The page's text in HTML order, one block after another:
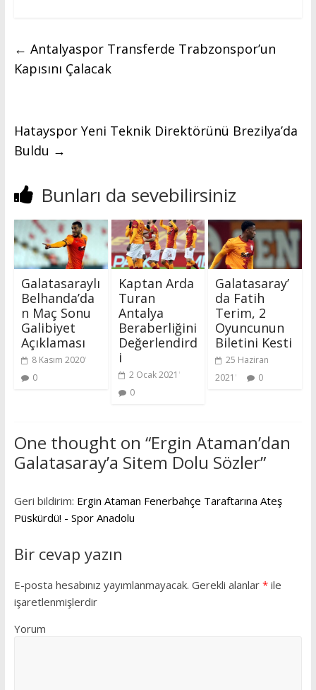
← Antalyaspor Transferde Trabzonspor’un
Kapısını Çalacak
Hatayspor Yeni Teknik Direktörünü Brezilya’da
Buldu →
Bunları da sevebilirsiniz
Galatasaraylı
Belhanda’da
n Maç Sonu
Galibiyet
Açıklaması
8 Kasım 2020
0
Kaptan Arda
Turan
Antalya
Beraberliğini
Değerlendird
i
2 Ocak 2021
0
Galatasaray’
da Fatih
Terim, 2
Oyuncunun
Biletini Kesti
25 Haziran
2021
0
One thought on “Ergin Ataman’dan
Galatasaray’a Sitem Dolu Sözler”
Geri bildirim: Ergin Ataman Fenerbahçe Taraftarına Ateş
Püskürdü! - Spor Anadolu
Bir cevap yazın
E-posta hesabınız yayımlanmayacak. Gerekli alanlar *ile
işaretlenmişlerdir
Yorum